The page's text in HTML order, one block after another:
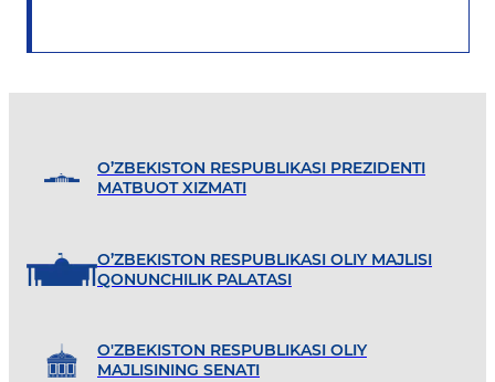
O’ZBEKISTON RESPUBLIKASI PREZIDENTI
MATBUOT XIZMATI
O’ZBEKISTON RESPUBLIKASI OLIY MAJLISI
QONUNCHILIK PALATASI
O'ZBEKISTON RESPUBLIKASI OLIY
MAJLISINING SENATI